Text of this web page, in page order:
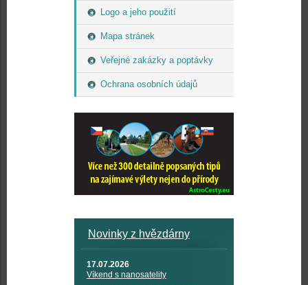
Logo a jeho použití
Mapa stránek
Veřejné zakázky a poptávky
Ochrana osobních údajů
Novinky z hvězdárny
17.07.2026
Víkend s nanosatelity